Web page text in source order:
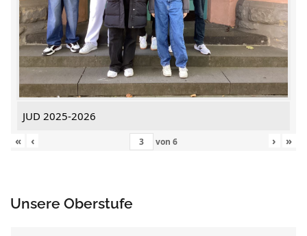
JUD 2025-2026
«
‹ von 6 › »
Unsere Oberstufe